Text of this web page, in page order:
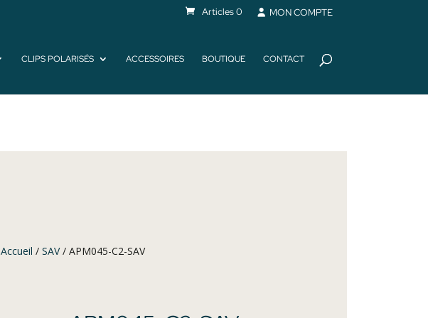
Articles 0 MON COMPTE
CLIPS POLARISÉS ACCESSOIRES BOUTIQUE CONTACT
Accueil / SAV/ APM045-C2-SAV